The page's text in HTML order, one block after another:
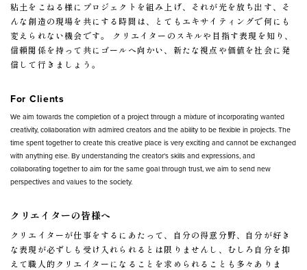
粘土をこねる様にプロジェクトを組み上げ、それが光を放ち出す、そ
んな創造の現場を共にする時間は、とてもエキサイティングで何にも
変えられない機会です。 クリエイターのスキルや目指す表現を知り、
信頼関係を持って共にゴールへ向かい、新たな視点や価値を社会に発
信して行きましょう。
For Clients
We aim towards the completion of a project through a mixture of incorporating wanted
creativity, collaboration with admired creators and the ability to be flexible in projects. The
time spent together to create this creative place is very exciting and cannot be exchanged
with anything else. By understanding the creator’s skills and expressions, and
collaborating together to aim for the same goal through trust, we aim to send new
perspectives and values to the society.
クリエイターの皆様へ
クリエイターが仕事をするにあたって、自分の得意分野、自分が好き
な表現が必ずしも受け入れられるとは限りませんし、むしろ自分を抑
えて職人的クリエイターになることを求められることも多々ありま